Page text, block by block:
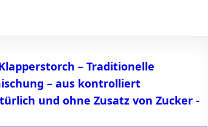
– Traditionelle
– aus kontrolliert
und ohne Zusatz von Zucker -